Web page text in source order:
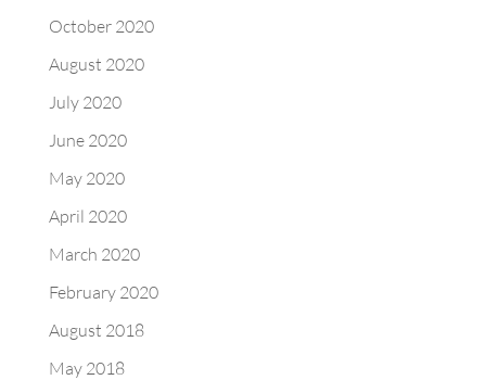
October 2020
August 2020
July 2020
June 2020
May 2020
April 2020
March 2020
February 2020
August 2018
May 2018